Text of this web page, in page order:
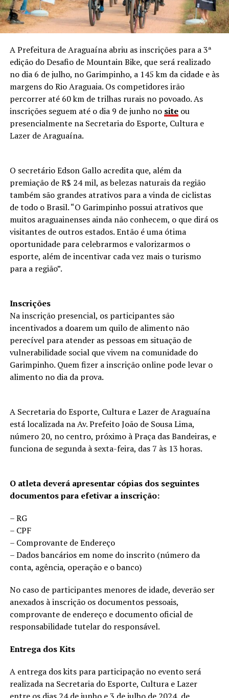
A Prefeitura de Araguaína abriu as inscrições para a 3ª
edição do Desafio de Mountain Bike, que será realizado
no dia 6 de julho, no Garimpinho, a 145 km da cidade e às
margens do Rio Araguaia. Os competidores irão
percorrer até 60 km de trilhas rurais no povoado. As
inscrições seguem até o dia 9 de junho no site ou
presencialmente na Secretaria do Esporte, Cultura e
Lazer de Araguaína.
O secretário Edson Gallo acredita que, além da
premiação de R$ 24 mil, as belezas naturais da região
também são grandes atrativos para a vinda de ciclistas
de todo o Brasil. “O Garimpinho possui atrativos que
muitos araguainenses ainda não conhecem, o que dirá os
visitantes de outros estados. Então é uma ótima
oportunidade para celebrarmos e valorizarmos o
esporte, além de incentivar cada vez mais o turismo
para a região”.
Inscrições
Na inscrição presencial, os participantes são
incentivados a doarem um quilo de alimento não
perecível para atender as pessoas em situação de
vulnerabilidade social que vivem na comunidade do
Garimpinho. Quem fizer a inscrição online pode levar o
alimento no dia da prova.
A Secretaria do Esporte, Cultura e Lazer de Araguaína
está localizada na Av. Prefeito João de Sousa Lima,
número 20, no centro, próximo à Praça das Bandeiras, e
funciona de segunda à sexta-feira, das 7 às 13 horas.
O atleta deverá apresentar cópias dos seguintes
documentos para efetivar a inscrição:
– RG
– CPF
– Comprovante de Endereço
– Dados bancários em nome do inscrito (número da
conta, agência, operação e o banco)
No caso de participantes menores de idade, deverão ser
anexados à inscrição os documentos pessoais,
comprovante de endereço e documento oficial de
responsabilidade tutelar do responsável.
Entrega dos Kits
A entrega dos kits para participação no evento será
realizada na Secretaria do Esporte, Cultura e Lazer